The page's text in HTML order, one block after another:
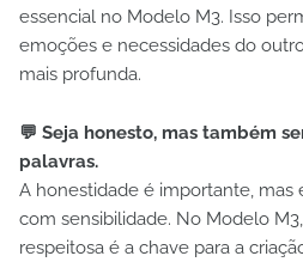
essencial no Modelo M3. Isso
emoções e necessidades do
mais profunda.
💬 Seja honesto, mas também
palavras.
A honestidade é importante, mas
com sensibilidade. No Modelo
respeitosa é a chave para a